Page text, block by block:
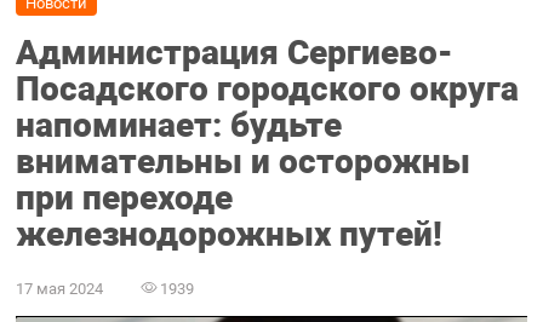
Администрация Сергиево-
Посадского городского округа
напоминает: будьте
внимательны и осторожны
при переходе
железнодорожных путей!
17 мая 2024 1939